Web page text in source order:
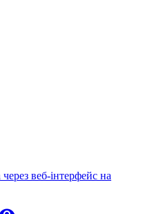
веб-інтерфейс на